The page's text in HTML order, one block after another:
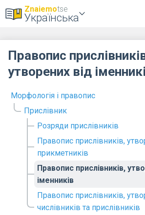
Znaiemotse
Українська
Морфологія і правопис
Прислівник
Розряди прислівників
Правопис прислівників,
прикметників
Правопис прислівників,
іменників
Правопис прислівників,
числівників та прислівників
Правопис
утворених від